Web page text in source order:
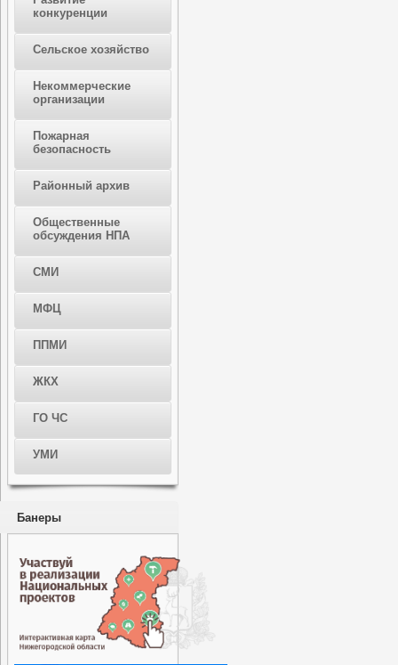
конкуренции
Сельское хозяйство
Некоммерческие
организации
Пожарная
безопасность
Районный архив
Общественные
обсуждения НПА
СМИ
МФЦ
ППМИ
ЖКХ
ГО ЧС
УМИ
Банеры